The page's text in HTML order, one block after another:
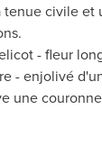
civile et
- fleur
- enjolivé
une